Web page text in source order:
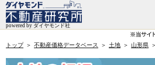
トップ 不動産価格データベース 土地 山形県